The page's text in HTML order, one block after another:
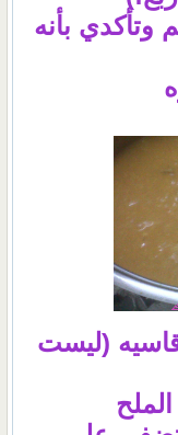
وتأكدي بأنه
(ليست